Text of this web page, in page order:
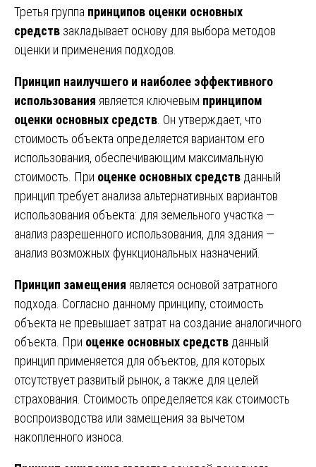
Третья группа принципов оценки основных
средств закладывает основу для выбора методов
оценки и применения подходов.
Принцип наилучшего и наиболее эффективного
использования является ключевым принципом
оценки основных средств . Он утверждает, что
стоимость объекта определяется вариантом его
использования, обеспечивающим максимальную
стоимость. При оценке основных средств данный
принцип требует анализа альтернативных вариантов
использования объекта: для земельного участка —
анализ разрешенного использования, для здания —
анализ возможных функциональных назначений.
Принцип замещения является основой затратного
подхода. Согласно данному принципу, стоимость
объекта не превышает затрат на создание аналогичного
объекта. При оценке основных средств данный
принцип применяется для объектов, для которых
отсутствует развитый рынок, а также для целей
страхования. Стоимость определяется как стоимость
воспроизводства или замещения за вычетом
накопленного износа.